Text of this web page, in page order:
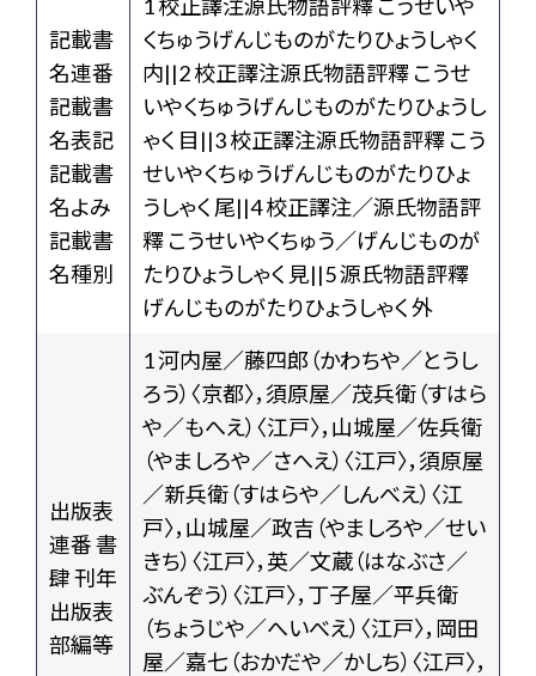
記載書
名連番
記載書
名表記
記載書
名よみ
記載書
名種別
1 校正譯注源氏物語評釋 こうせいや
くちゅうげんじものがたりひょうしゃく
内||2 校正譯注源氏物語評釋 こうせ
いやくちゅうげんじものがたりひょうし
ゃく 目||3 校正譯注源氏物語評釋 こう
せいやくちゅうげんじものがたりひょ
うしゃく 尾||4 校正譯注／源氏物語評
釋 こうせいやくちゅう／げんじものが
たりひょうしゃく 見||5 源氏物語評釋
げんじものがたりひょうしゃく 外
出版表
連番 書
肆 刊年
出版表
部編等
1 河内屋／藤四郎（かわちや／とうし
ろう）〈京都〉，須原屋／茂兵衛（すはら
や／もへえ）〈江戸〉，山城屋／佐兵衛
（やましろや／さへえ）〈江戸〉，須原屋
／新兵衛（すはらや／しんべえ）〈江
戸〉，山城屋／政吉（やましろや／せい
きち）〈江戸〉，英／文蔵（はなぶさ／
ぶんぞう）〈江戸〉，丁子屋／平兵衛
（ちょうじや／へいべえ）〈江戸〉，岡田
屋／嘉七（おかだや／かしち）〈江戸〉，